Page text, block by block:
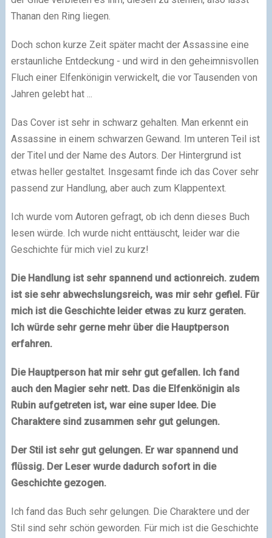
Thanan den Ring liegen.
Doch schon kurze Zeit später macht der Assassine eine
erstaunliche Entdeckung - und wird in den geheimnisvollen
Fluch einer Elfenkönigin verwickelt, die vor Tausenden von
Jahren gelebt hat ...
Das Cover ist sehr in schwarz gehalten. Man erkennt ein
Assassine in einem schwarzen Gewand. Im unteren Teil ist
der Titel und der Name des Autors. Der Hintergrund ist
etwas heller gestaltet. Insgesamt finde ich das Cover sehr
passend zur Handlung, aber auch zum Klappentext.
Ich wurde vom Autoren gefragt, ob ich denn dieses Buch
lesen würde. Ich wurde nicht enttäuscht, leider war die
Geschichte für mich viel zu kurz!
Die Handlung ist sehr spannend und actionreich. zudem
ist sie sehr abwechslungsreich, was mir sehr gefiel. Für
mich ist die Geschichte leider etwas zu kurz geraten.
Ich würde sehr gerne mehr über die Hauptperson
erfahren.
Die Hauptperson hat mir sehr gut gefallen. Ich fand
auch den Magier sehr nett. Das die Elfenkönigin als
Rubin aufgetreten ist, war eine super Idee. Die
Charaktere sind zusammen sehr gut gelungen.
Der Stil ist sehr gut gelungen. Er war spannend und
flüssig. Der Leser wurde dadurch sofort in die
Geschichte gezogen.
Ich fand das Buch sehr gelungen. Die Charaktere und der
Stil sind sehr schön geworden. Für mich ist die Geschichte